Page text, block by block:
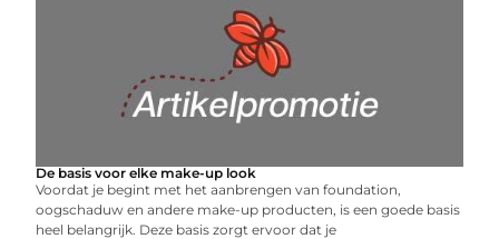
De basis voor elke make-up look
Voordat je begint met het aanbrengen van foundation,
oogschaduw en andere make-up producten, is een goede basis
heel belangrijk. Deze basis zorgt ervoor dat je